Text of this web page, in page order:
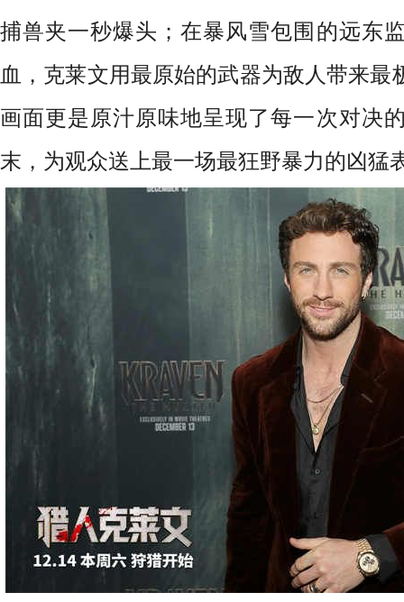
捕兽夹一秒爆头；在暴风雪包围的远东
血，克莱文用最原始的武器为敌人带来最
画面更是原汁原味地呈现了每一次对决
末，为观众送上最一场最狂野暴力的凶猛